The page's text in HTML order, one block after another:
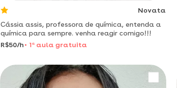
Novata
Cássia assis, professora de química, entenda a
química para sempre. venha reagir comigo!!!
R$50/h
1 a aula gratuita